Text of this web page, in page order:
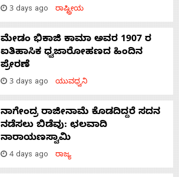
3 days ago ರಾಷ್ಟ್ರೀಯ
ಮೇಡಂ ಭಿಕಾಜಿ ಕಾಮಾ ಅವರ 1907 ರ
ಐತಿಹಾಸಿಕ ಧ್ವಜಾರೋಹಣದ ಹಿಂದಿನ
ಪ್ರೇರಣೆ
3 days ago ಯುವಧ್ವನಿ
ನಾಗೇಂದ್ರ ರಾಜೀನಾಮೆ ಕೊಡದಿದ್ದರೆ ಸದನ
ನಡೆಸಲು ಬಿಡೆವು: ಛಲವಾದಿ
ನಾರಾಯಣಸ್ವಾಮಿ
4 days ago ರಾಜ್ಯ